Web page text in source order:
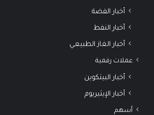
أخبار الفضة
أخبار النفط
أخبار الغاز الطبيعي
عملات رقمية
أخبار البيتكوين
أخبار الإيثيريوم
أسهم